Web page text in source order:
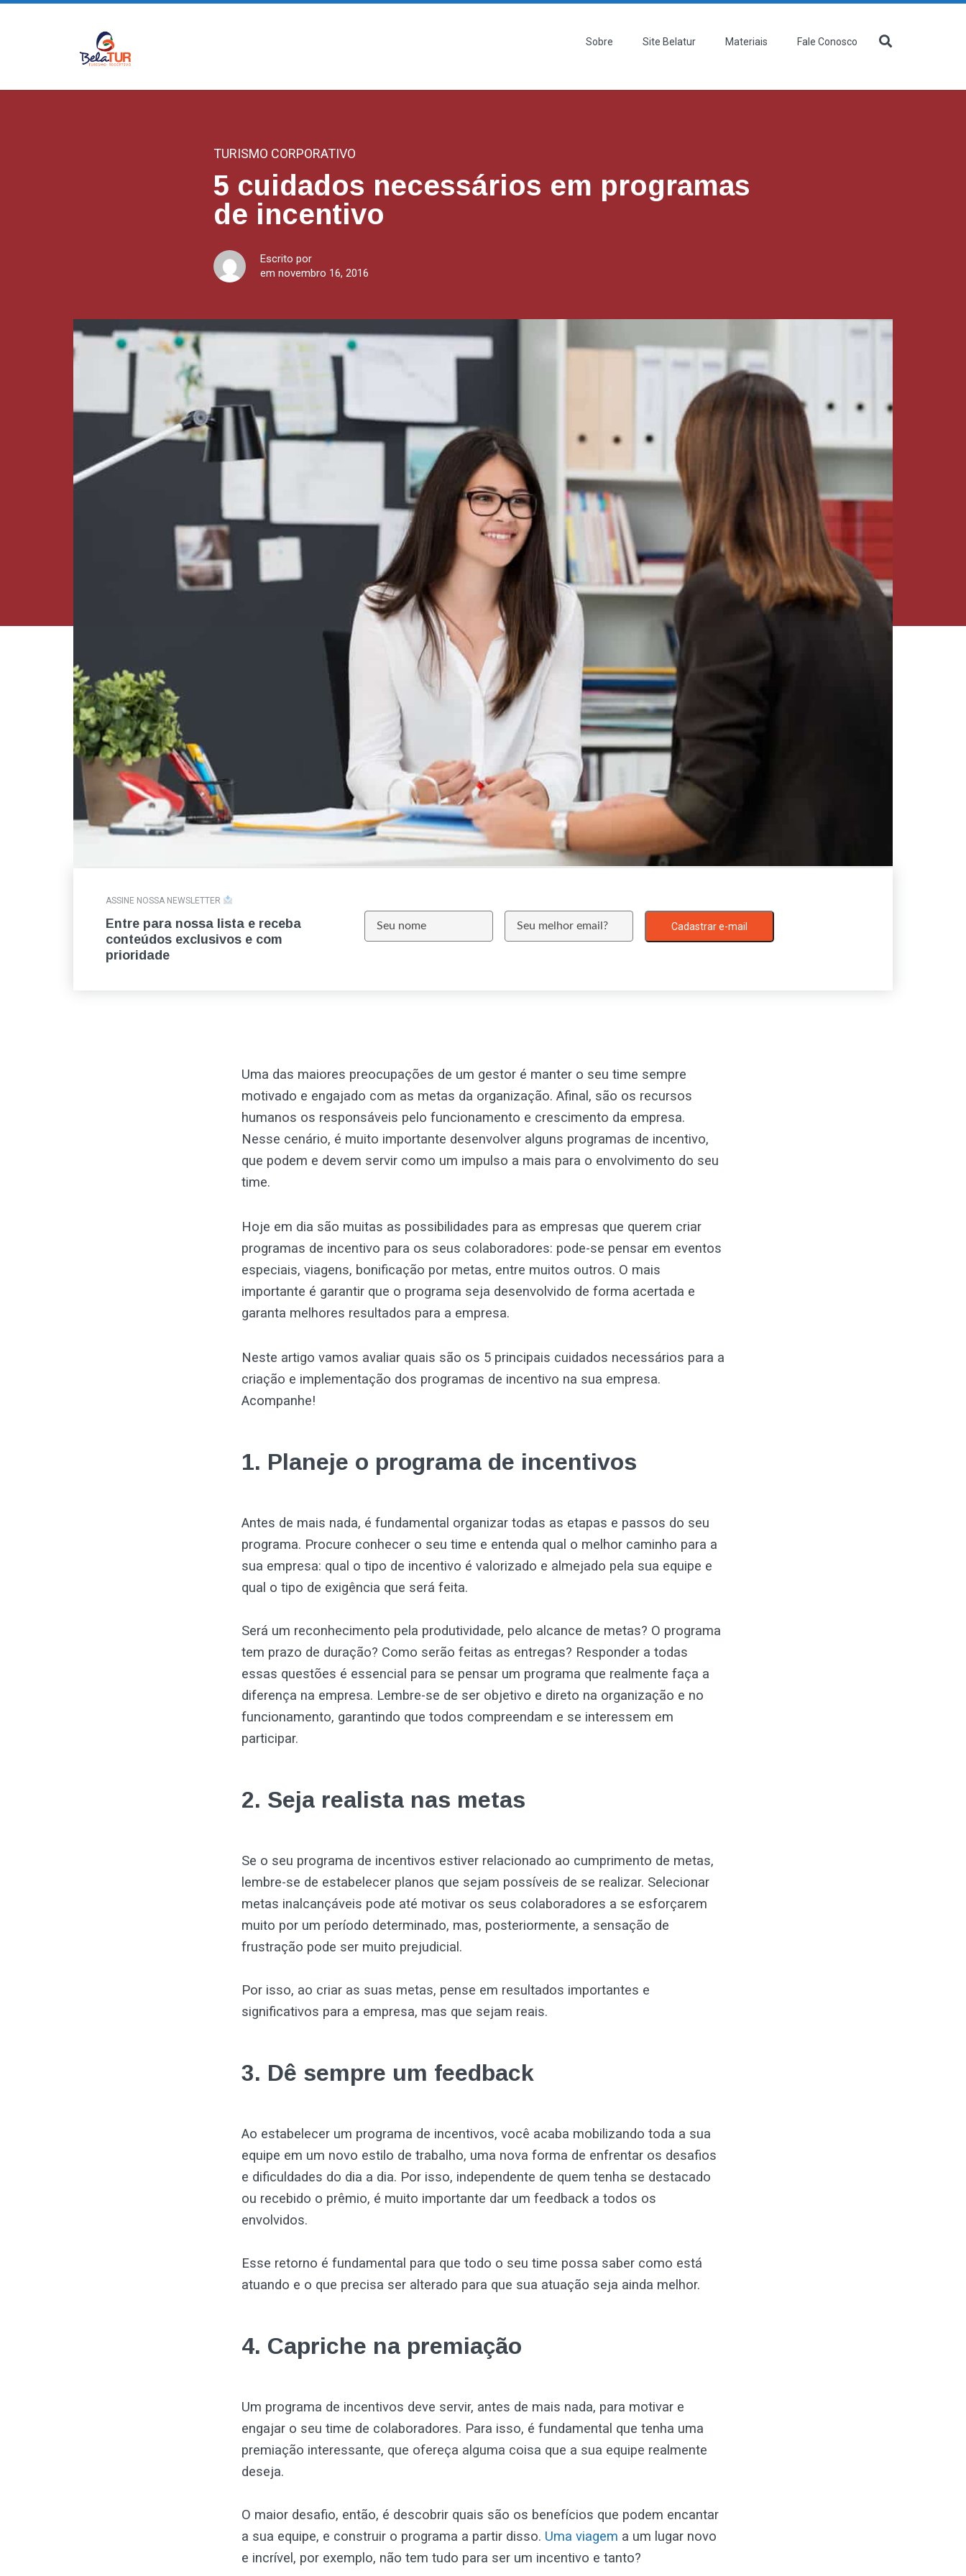
Sobre Site Belatur Materiais Fale Conosco
TURISMO CORPORATIVO
5 cuidados necessários em programas
de incentivo
Escrito por
em novembro 16, 2016
ASSINE NOSSA NEWSLETTER
Entre para nossa lista e receba
conteúdos exclusivos e com
prioridade
Cadastrar e-mail
Uma das maiores preocupações de um gestor é manter o seu time sempre
motivado e engajado com as metas da organização. Afinal, são os recursos
humanos os responsáveis pelo funcionamento e crescimento da empresa.
Nesse cenário, é muito importante desenvolver alguns programas de incentivo,
que podem e devem servir como um impulso a mais para o envolvimento do seu
time.
Hoje em dia são muitas as possibilidades para as empresas que querem criar
programas de incentivo para os seus colaboradores: pode-se pensar em eventos
especiais, viagens, bonificação por metas, entre muitos outros. O mais
importante é garantir que o programa seja desenvolvido de forma acertada e
garanta melhores resultados para a empresa.
Neste artigo vamos avaliar quais são os 5 principais cuidados necessários para a
criação e implementação dos programas de incentivo na sua empresa.
Acompanhe!
1. Planeje o programa de incentivos
Antes de mais nada, é fundamental organizar todas as etapas e passos do seu
programa. Procure conhecer o seu time e entenda qual o melhor caminho para a
sua empresa: qual o tipo de incentivo é valorizado e almejado pela sua equipe e
qual o tipo de exigência que será feita.
Será um reconhecimento pela produtividade, pelo alcance de metas? O programa
tem prazo de duração? Como serão feitas as entregas? Responder a todas
essas questões é essencial para se pensar um programa que realmente faça a
diferença na empresa. Lembre-se de ser objetivo e direto na organização e no
funcionamento, garantindo que todos compreendam e se interessem em
participar.
2. Seja realista nas metas
Se o seu programa de incentivos estiver relacionado ao cumprimento de metas,
lembre-se de estabelecer planos que sejam possíveis de se realizar. Selecionar
metas inalcançáveis pode até motivar os seus colaboradores a se esforçarem
muito por um período determinado, mas, posteriormente, a sensação de
frustração pode ser muito prejudicial.
Por isso, ao criar as suas metas, pense em resultados importantes e
significativos para a empresa, mas que sejam reais.
3. Dê sempre um feedback
Ao estabelecer um programa de incentivos, você acaba mobilizando toda a sua
equipe em um novo estilo de trabalho, uma nova forma de enfrentar os desafios
e dificuldades do dia a dia. Por isso, independente de quem tenha se destacado
ou recebido o prêmio, é muito importante dar um feedback a todos os
envolvidos.
Esse retorno é fundamental para que todo o seu time possa saber como está
atuando e o que precisa ser alterado para que sua atuação seja ainda melhor.
4. Capriche na premiação
Um programa de incentivos deve servir, antes de mais nada, para motivar e
engajar o seu time de colaboradores. Para isso, é fundamental que tenha uma
premiação interessante, que ofereça alguma coisa que a sua equipe realmente
deseja.
O maior desafio, então, é descobrir quais são os benefícios que podem encantar
a sua equipe, e construir o programa a partir disso. Uma viagem a um lugar novo
e incrível, por exemplo, não tem tudo para ser um incentivo e tanto?